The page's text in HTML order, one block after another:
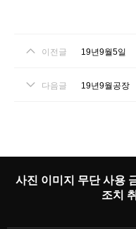
이전글 19년9월5일
다음글 19년9월공장
사진 이미지 무단 사용
조치